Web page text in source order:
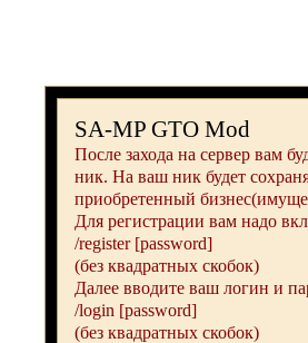
SA-MP GTO Mod
После захода на сервер вам
ник. На ваш ник будет
приобретенный
Для регистрации вам надо
/register [password]
(без квадратных скобок)
Далее вводите ваш логин и
/login [password]
(без квадратных скобок)